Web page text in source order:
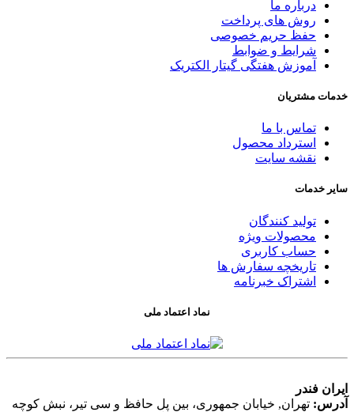
درباره ما
روش های پرداخت
حفظ حریم خصوصی
شرایط و ضوابط
آموزش هفتگی گیتار الکتریک
خدمات مشتریان
تماس با ما
استرداد محصول
نقشه سایت
سایر خدمات
تولید کنندگان
محصولات ویژه
حساب کاربری
تاریخچه سفارش ها
اشتراک خبرنامه
نماد اعتماد ملی
ایران فندر
آدرس: تهران, خیابان جمهوری، بین پل حافظ و سی تیر، نبش کوچه